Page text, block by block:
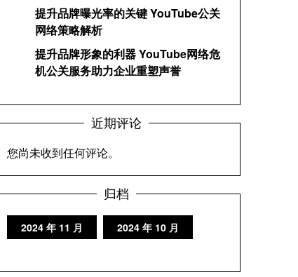
提升品牌曝光率的关键 YouTube公关
网络策略解析
提升品牌形象的利器 YouTube网络危
机公关服务助力企业重塑声誉
近期评论
您尚未收到任何评论。
归档
2024 年 11 月 2024 年 10 月